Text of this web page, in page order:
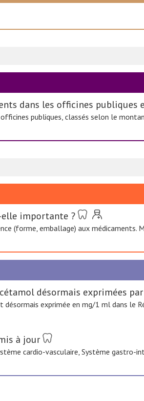
dans les officines publiques
publiques, classés selon le
importante ?
(forme, emballage) aux
désormais exprimées
exprimée en mg/1 ml dans le
à jour
cardio-vasculaire, Système